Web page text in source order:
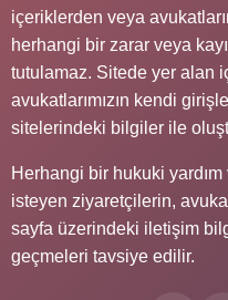
içeriklerden veya
herhangi bir zarar veya
tutulamaz. Sitede yer alan
avukatlarımızın kendi
sitelerindeki bilgiler ile
Herhangi bir hukuki
isteyen ziyaretçilerin,
sayfa üzerindeki iletişim
geçmeleri tavsiye edilir.